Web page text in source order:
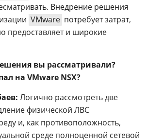
Внедрение решения
VMware потребует затрат,
предоставляет и широкие
вы рассматривали?
на VMware NSX?
Логично рассмотреть две
физической ЛВС
и, как противоположность,
среде полноценной сетевой